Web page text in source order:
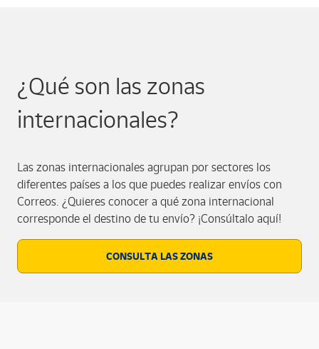
¿Qué son las zonas
internacionales?
Las zonas internacionales agrupan por sectores los
diferentes países a los que puedes realizar envíos con
Correos. ¿Quieres conocer a qué zona internacional
corresponde el destino de tu envío? ¡Consúltalo aquí!
CONSULTA LAS ZONAS